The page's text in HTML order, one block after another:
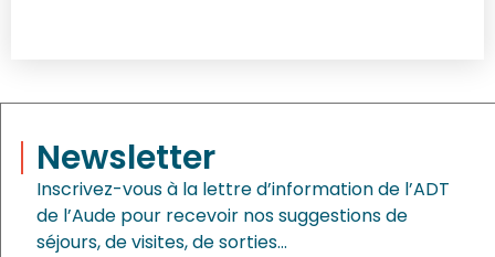
Newsletter
Inscrivez-vous à la lettre d’information de l’ADT
de l’Aude pour recevoir nos suggestions de
séjours, de visites, de sorties…